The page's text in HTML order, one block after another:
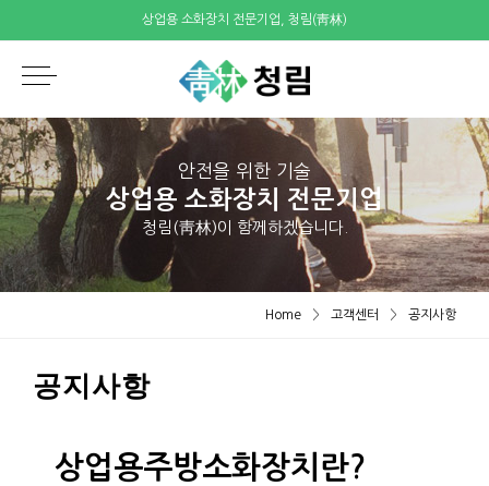
상업용 소화장치 전문기업, 청림(靑林)
안전을 위한 기술
상업용 소화장치 전문기업
청림(靑林)이 함께하겠습니다.
Home > 고객센터 > 공지사항
공지사항
상업용주방소화장치란?